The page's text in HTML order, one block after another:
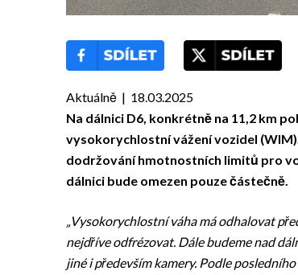
Aktuálně | 18.03.2025
Na dálnici D6, konkrétně na 11,2 km
vysokorychlostní vážení vozidel
dodržování hmotnostních limitů pro
dálnici bude omezen pouze částečně.
„Vysokorychlostní váha má odhalovat
nejdříve odfrézovat. Dále budeme nad
jiné i především kamery. Podle